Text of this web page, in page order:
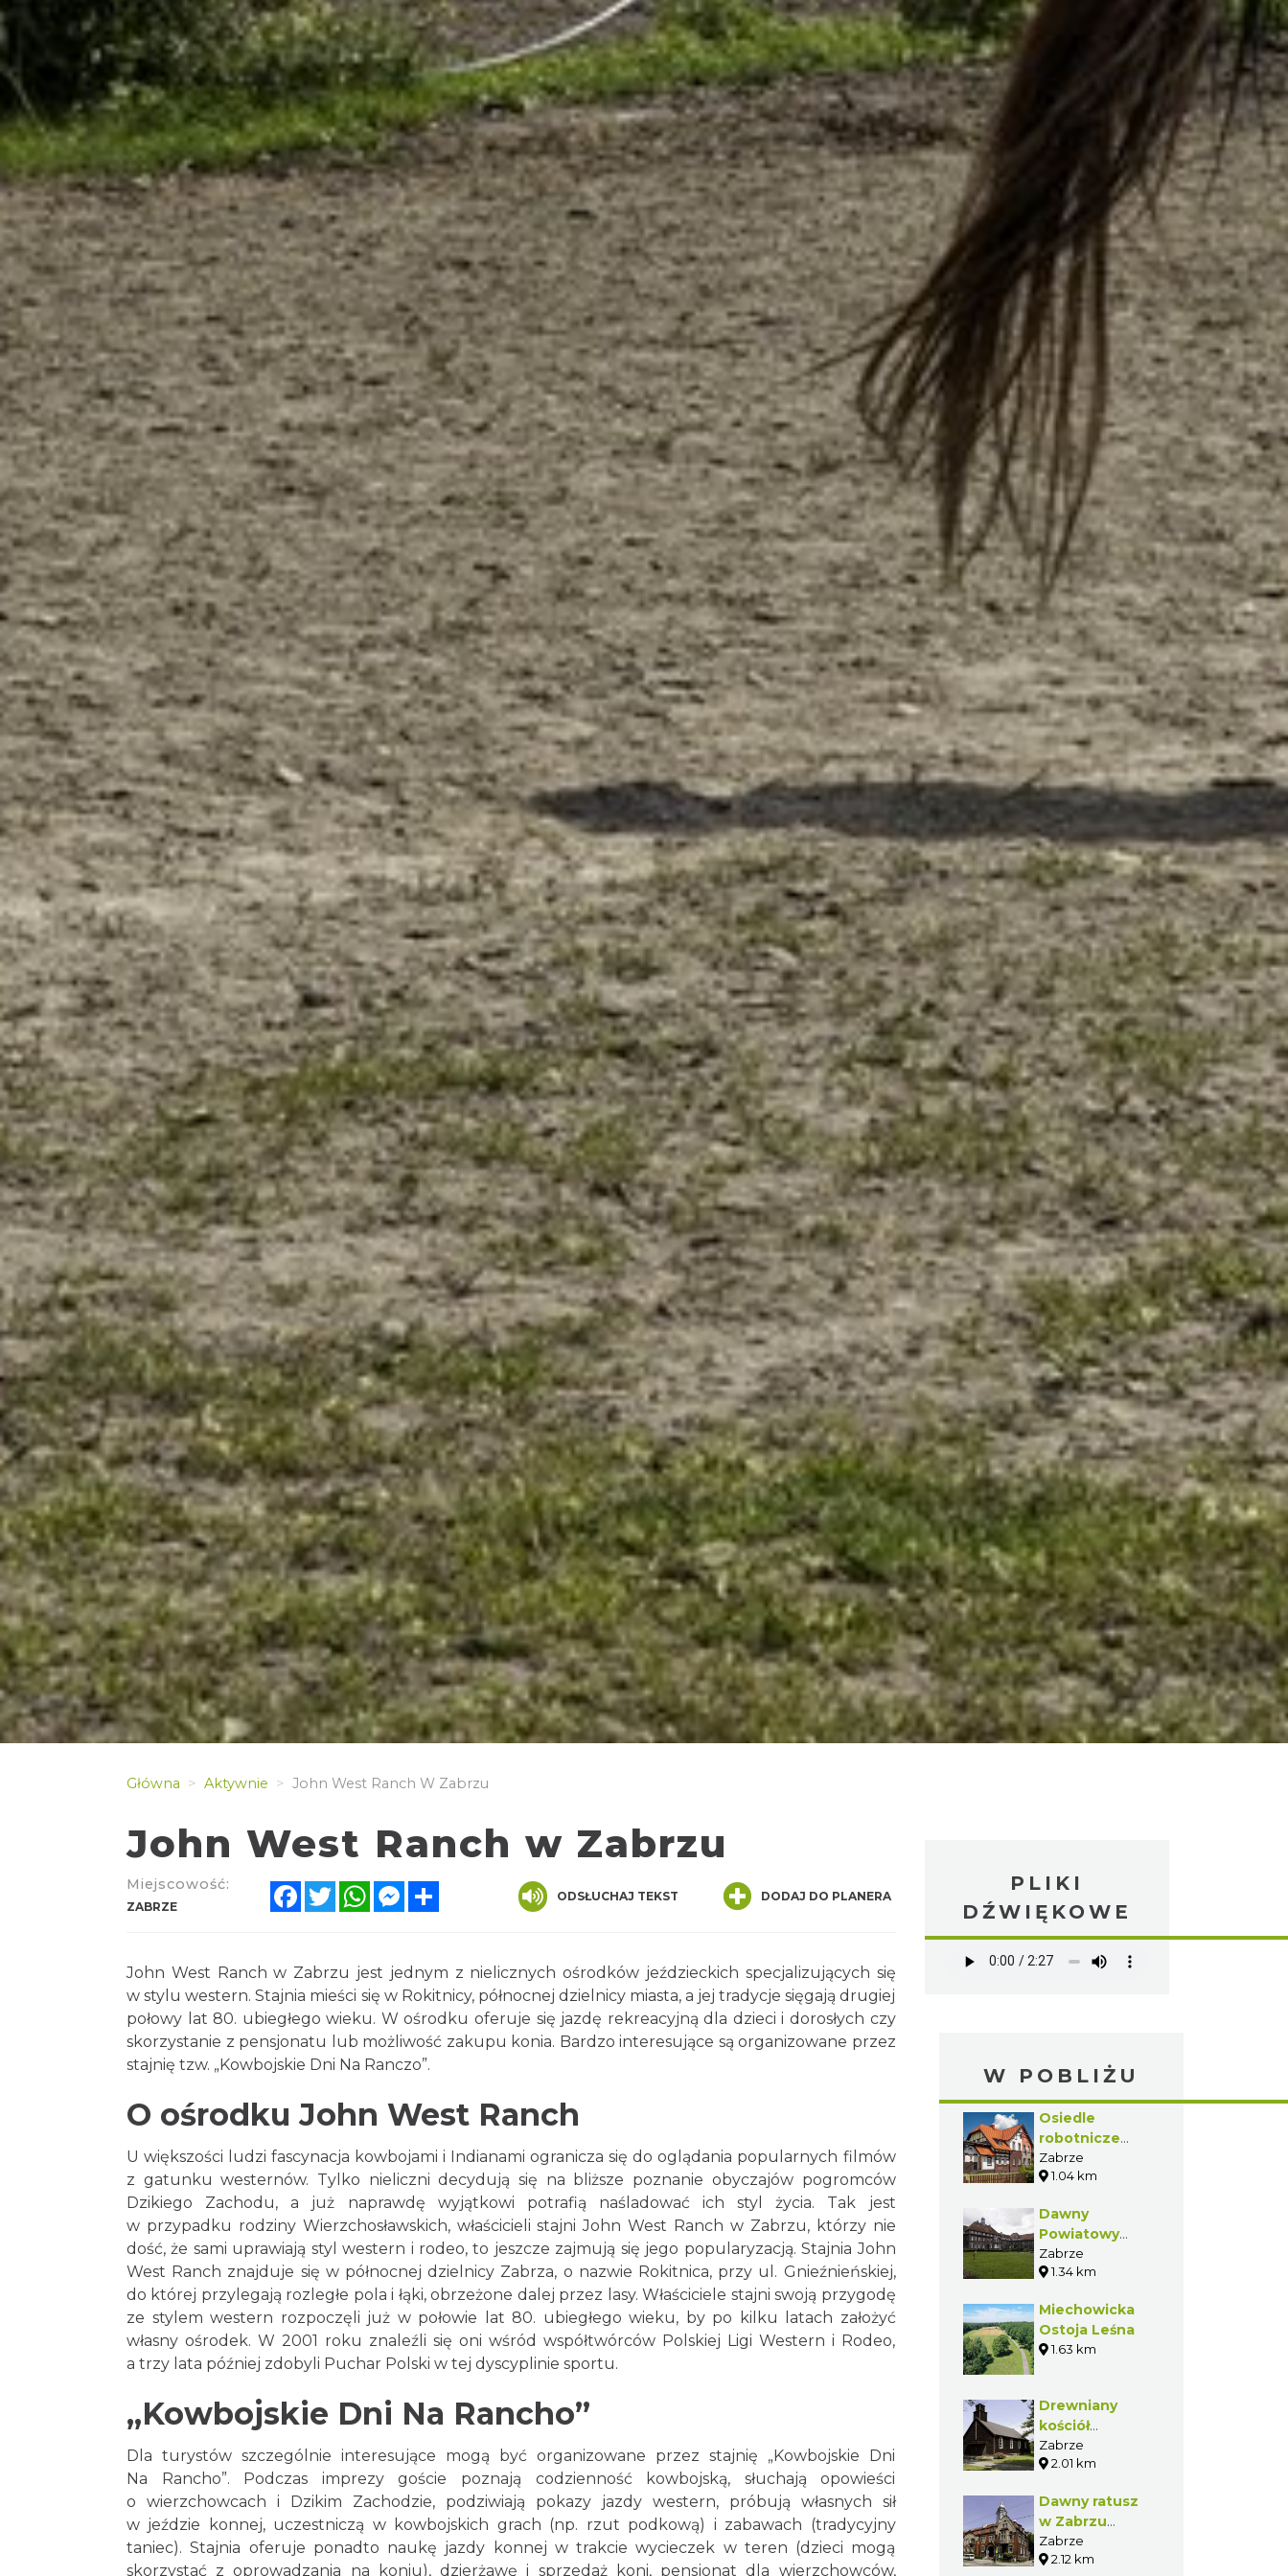
Główna Aktywnie John West Ranch W Zabrzu
John West Ranch w Zabrzu
Miejscowość:
ZABRZE
FacebookTwitterWhatsAppMessenger ODSŁUCHAJ TEKST DODAJ DO PLANERA
John West Ranch w Zabrzu jest jednym z nielicznych ośrodków jeździeckich specjalizujących się
w stylu western. Stajnia mieści się w Rokitnicy, północnej dzielnicy miasta, a jej tradycje sięgają drugiej
połowy lat 80. ubiegłego wieku. W ośrodku oferuje się jazdę rekreacyjną dla dzieci i dorosłych czy
skorzystanie z pensjonatu lub możliwość zakupu konia. Bardzo interesujące są organizowane przez
stajnię tzw. „Kowbojskie Dni Na Ranczo”.
O ośrodku John West Ranch
U większości ludzi fascynacja kowbojami i Indianami ogranicza się do oglądania popularnych filmów
z gatunku westernów. Tylko nieliczni decydują się na bliższe poznanie obyczajów pogromców
Dzikiego Zachodu, a już naprawdę wyjątkowi potrafią naśladować ich styl życia. Tak jest
w przypadku rodziny Wierzchosławskich, właścicieli stajni John West Ranch w Zabrzu, którzy nie
dość, że sami uprawiają styl western i rodeo, to jeszcze zajmują się jego popularyzacją. Stajnia John
West Ranch znajduje się w północnej dzielnicy Zabrza, o nazwie Rokitnica, przy ul. Gnieźnieńskiej,
do której przylegają rozległe pola i łąki, obrzeżone dalej przez lasy. Właściciele stajni swoją przygodę
ze stylem western rozpoczęli już w połowie lat 80. ubiegłego wieku, by po kilku latach założyć
własny ośrodek. W 2001 roku znaleźli się oni wśród współtwórców Polskiej Ligi Western i Rodeo,
a trzy lata później zdobyli Puchar Polski w tej dyscyplinie sportu.
„Kowbojskie Dni Na Rancho”
Dla turystów szczególnie interesujące mogą być organizowane przez stajnię „Kowbojskie Dni
Na Rancho”. Podczas imprezy goście poznają codzienność kowbojską, słuchają opowieści
o wierzchowcach i Dzikim Zachodzie, podziwiają pokazy jazdy western, próbują własnych sił
w jeździe konnej, uczestniczą w kowbojskich grach (np. rzut podkową) i zabawach (tradycyjny
taniec). Stajnia oferuje ponadto naukę jazdy konnej w trakcie wycieczek w teren (dzieci mogą
skorzystać z oprowadzania na koniu), dzierżawę i sprzedaż koni, pensjonat dla wierzchowców,
PLIKI
DŹWIĘKOWE
W POBLIŻU
Osiedle
robotnicze
Ballestrema w
Zabrzu
Zabrze
1.04 km
Dawny
Powiatowy
Zakład dla
Inwalidów w
Rokitnicy
Zabrze
1.34 km
Miechowicka
Ostoja Leśna
1.63 km
Drewniany
kościół
ewangelicki w
Zabrzu
Zabrze
2.01 km
Dawny ratusz
w Zabrzu
Mikulczycach
Zabrze
2.12 km